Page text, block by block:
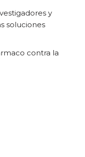
y
soluciones
contra la